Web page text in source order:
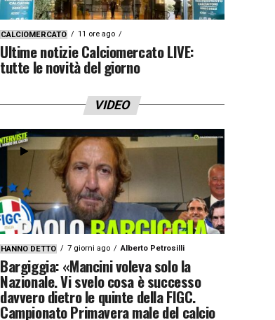
CALCIOMERCATO 11 ore ago
Ultime notizie Calciomercato LIVE:
tutte le novità del giorno
VIDEO
HANNO DETTO 7 giorni ago Alberto Petrosilli
Bargiggia: «Mancini voleva solo la
Nazionale. Vi svelo cosa è successo
davvero dietro le quinte della FIGC.
Campionato Primavera male del calcio